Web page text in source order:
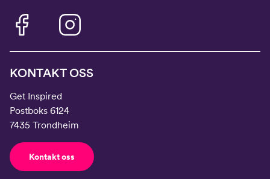
KONTAKT OSS
Get Inspired
Postboks 6124
7435 Trondheim
Kontakt oss